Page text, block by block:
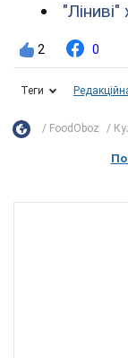
2 0
Теги
FoodOboz